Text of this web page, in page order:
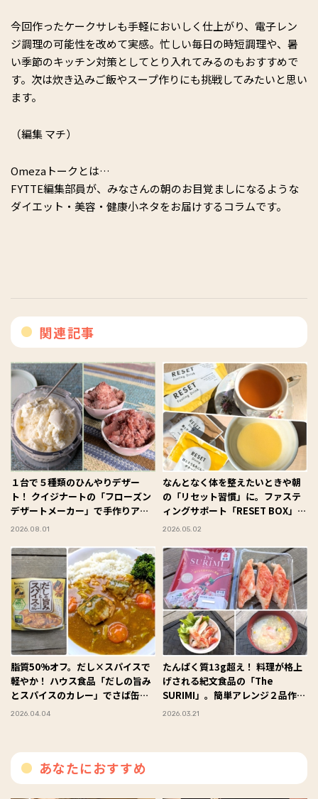
今回作ったケークサレも手軽においしく仕上がり、電子レン
ジ調理の可能性を改めて実感。忙しい毎日の時短調理や、暑
い季節のキッチン対策としてとり入れてみるのもおすすめで
す。次は炊き込みご飯やスープ作りにも挑戦してみたいと思い
ます。
（編集 マチ）
Omezaトークとは…
FYTTE編集部員が、みなさんの朝のお目覚ましになるような
ダイエット・美容・健康小ネタをお届けするコラムです。
関連記事
１台で５種類のひんやりデザー
ト！ クイジナートの「フローズン
デザートメーカー」で手作りアイ
スを楽しんでみた #Omezaトーク
2026.08.01
なんとなく体を整えたいときや朝
の「リセット習慣」に。ファステ
ィングサポート「RESET BOX」を
試してみた #Omezaトーク
2026.05.02
脂質50%オフ。だし×スパイスで
軽やか！ ハウス食品「だしの旨み
とスパイスのカレー」でさば缶だ
しカレーを作ってみた #Omezaト
2026.04.04
たんぱく質13g超え！ 料理が格上
げされる紀文食品の「The
SURIMI」。簡単アレンジ２品作っ
てみた #Omezaトーク
2026.03.21
あなたにおすすめ